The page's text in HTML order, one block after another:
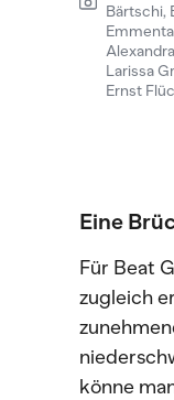
Bärtschi,
Larissa
Ernst
Eine
Für Beat
zugleich
könne